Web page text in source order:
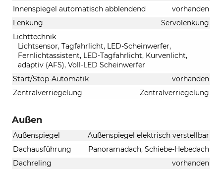
Innenspiegel automatisch abblendend
vorhanden
Lenkung
Servolenkung
Lichttechnik
Lichtsensor, Tagfahrlicht, LED-Scheinwerfer,
Fernlichtassistent, LED-Tagfahrlicht, Kurvenlicht,
adaptiv (AFS), Voll-LED Scheinwerfer
Start/Stop-Automatik
vorhanden
Zentralverriegelung
Zentralverriegelung
Außen
Außenspiegel
Außenspiegel elektrisch verstellbar
Dachausführung
Panoramadach, Schiebe-Hebedach
Dachreling
vorhanden